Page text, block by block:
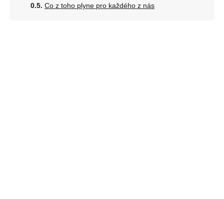
Co z toho plyne pro každého z nás